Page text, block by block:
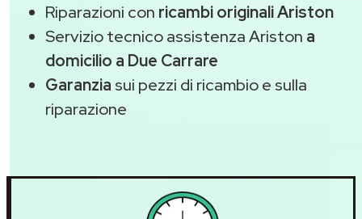
Riparazioni con ricambi originali Ariston
Servizio tecnico assistenza Ariston a
domicilio a Due Carrare
Garanzia sui pezzi di ricambio e sulla
riparazione